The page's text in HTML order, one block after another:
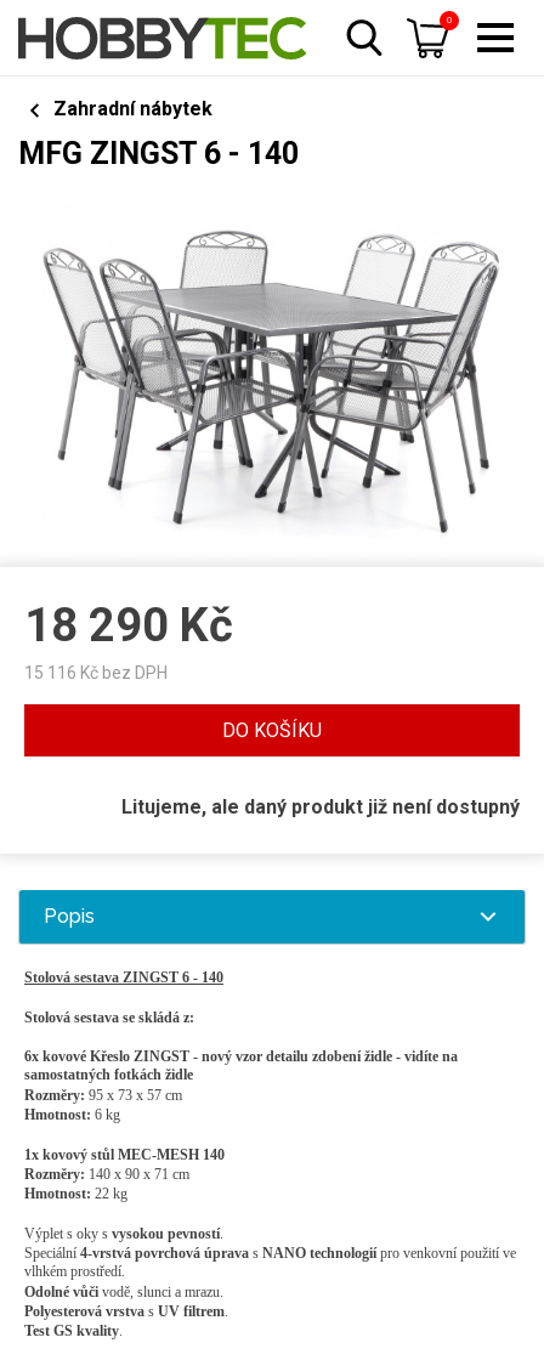
0
Zahradní nábytek
MFG ZINGST 6 - 140
18 290 Kč
15 116 Kč bez DPH
DO KOŠÍKU
Litujeme, ale daný produkt již není dostupný
Popis
Stolová sestava ZINGST 6 - 140
Stolová sestava se skládá z:
6x kovové Křeslo ZINGST - nový vzor detailu zdobenížidle - vidíte na
samostatných fotkách židle
Rozměry: 95 x 73 x 57 cm
Hmotnost: 6 kg
1x kovový stůl MEC-MESH 140
Rozměry: 140 x 90 x 71 cm
Hmotnost: 22 kg
Výplet s oky s vysokou pevností.
Speciální 4-vrstvá povrchová úprava s NANO technologiípro venkovní použití ve
vlhkém prostředí.
Odolné vůči vodě, slunci a mrazu.
Polyesterová vrstva s UV filtrem.
Test GS kvality.